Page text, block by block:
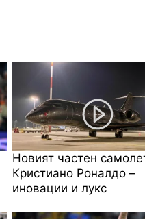
Новият частен
Кристиано Роналдо –
иновации и лукс